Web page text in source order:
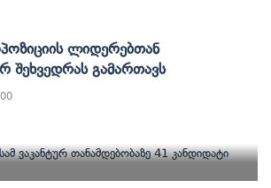
Ლიდერებთან
Შეხვედრას Გამართავს